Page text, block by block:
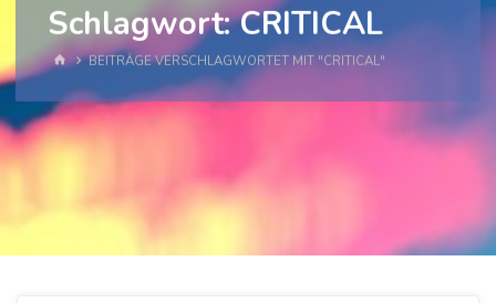
Schlagwort:CRITICAL
STARTBEITRÄGE VERSCHLAGWORTET MIT "CRITICAL"